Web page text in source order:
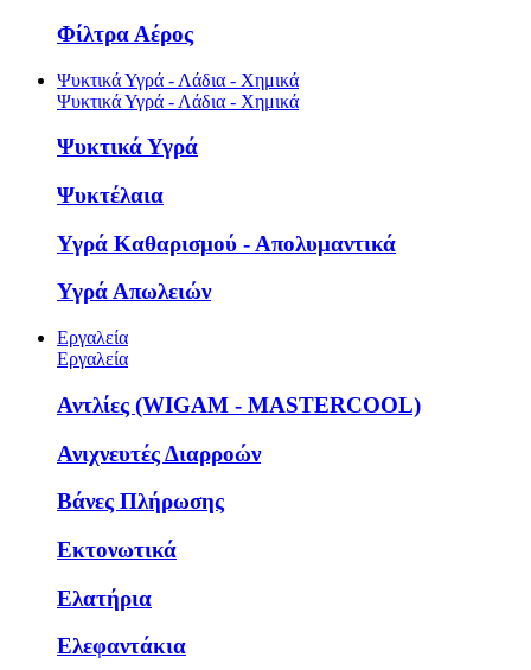
Φίλτρα Αέρος
Ψυκτικά Υγρά - Λάδια - Χημικά
Ψυκτικά Υγρά - Λάδια - Χημικά
Ψυκτικά Υγρά
Ψυκτέλαια
Υγρά Καθαρισμού - Απολυμαντικά
Υγρά Απωλειών
Εργαλεία
Εργαλεία
Αντλίες (WIGAM - MASTERCOOL)
Ανιχνευτές Διαρροών
Βάνες Πλήρωσης
Εκτονωτικά
Ελατήρια
Ελεφαντάκια